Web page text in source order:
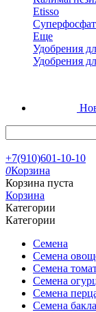
Etisso
Суперфосфат
Еще
Удобрения
Удобрения
+7(910)601-10-10
0Корзина
Корзина пуста
Корзина
Категории
Категории
Семена
Семена
Семена
Семена
Семена
Семена